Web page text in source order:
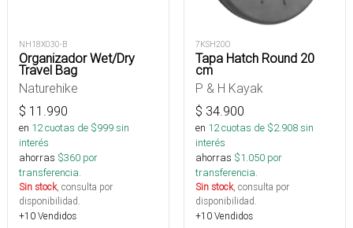
NH18X030-B
Organizador Wet/Dry
Travel Bag
Naturehike
$ 11.990
en 12cuotas de $999sin
interés
ahorras $360 por
transferencia.
Sin stock, consulta por
disponibilidad.
+10 Vendidos
7KSH20O
Tapa Hatch Round 20
cm
P & H Kayak
$ 34.900
en 12cuotas de $2.908sin
interés
ahorras $1.050 por
transferencia.
Sin stock, consulta por
disponibilidad.
+10 Vendidos